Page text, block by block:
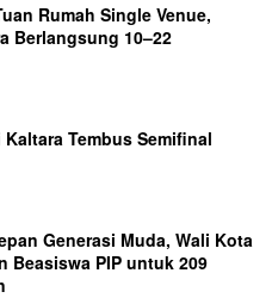
Rumah Single Venue,
Berlangsung 10–22
Tembus Semifinal
Generasi Muda, Wali Kota
Beasiswa PIP untuk 209